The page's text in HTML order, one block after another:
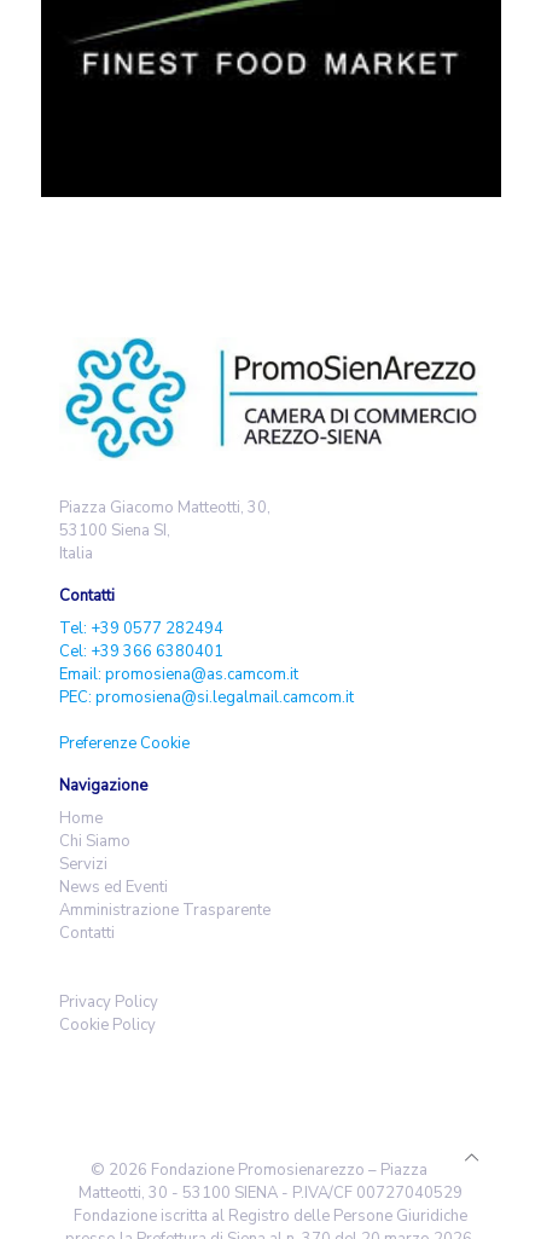
Piazza Giacomo Matteotti, 30,
53100 Siena SI,
Italia
Contatti
Tel: +39 0577 282494
Cel: +39 366 6380401
Email: promosiena@as.camcom.it
PEC: promosiena@si.legalmail.camcom.it
Preferenze Cookie
Navigazione
Home
Chi Siamo
Servizi
News ed Eventi
Amministrazione Trasparente
Contatti
Privacy Policy
Cookie Policy
© 2026 Fondazione Promosienarezzo – Piazza
Matteotti, 30 - 53100 SIENA - P.IVA/CF 00727040529
Fondazione iscritta al Registro delle Persone Giuridiche